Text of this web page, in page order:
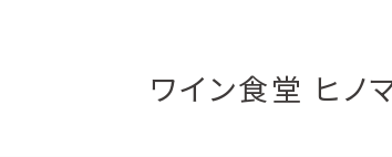
ワイン食堂 ヒノ